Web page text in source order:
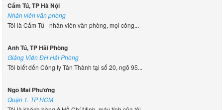
Cẩm Tú, TP Hà Nội
Nhân viên văn phòng
Tôi là Cẩm Tú - nhân viên văn phòng, mọi công...
Anh Tú, TP Hải Phòng
Giảng Viên ĐH Hải Phòng
Tôi biết đến Công ty Tân Thành tại số 20, ngõ 95...
Ngô Mai Phương
Quận 1. TP HCM